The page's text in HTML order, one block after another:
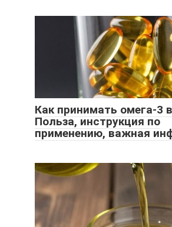
Как принимать омега-3
Польза, инструкция по
применению, важная